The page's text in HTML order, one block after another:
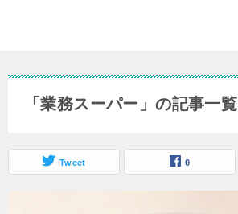
「業務スーパー」の記事一覧
Tweet 0